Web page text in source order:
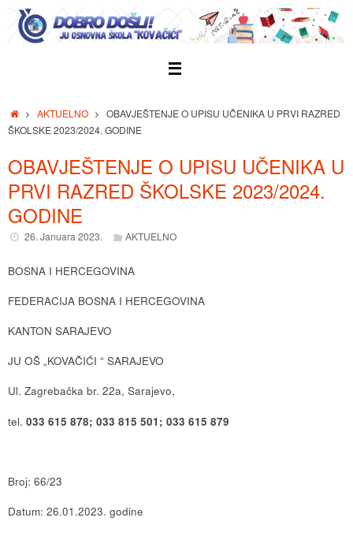
Skip
content
HomeAKTUELNO
OBAVJEŠTENJE O UPISU UČENIKA U PRVI RAZRED
ŠKOLSKE 2023/2024. GODINE
OBAVJEŠTENJE O UPISU UČENIKA U
PRVI RAZRED ŠKOLSKE 2023/2024.
GODINE
26. Januara 2023. AKTUELNO
BOSNA I HERCEGOVINA
FEDERACIJA BOSNA I HERCEGOVINA
KANTON SARAJEVO
JU OŠ „KOVAČIĆI “ SARAJEVO
Ul. Zagrebačka br. 22a, Sarajevo,
tel. 033 615 878; 033 815 501; 033 615 879
Broj: 66/23
Datum: 26.01.2023. godine